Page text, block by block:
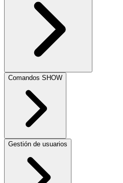
Comandos SHOW
Gestión de usuarios